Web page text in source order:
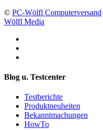
© PC-Wölfl Computerversand
Wölfl Media
Blog u. Testcenter
Testberichte
Produktneuheiten
Bekanntmachungen
HowTo